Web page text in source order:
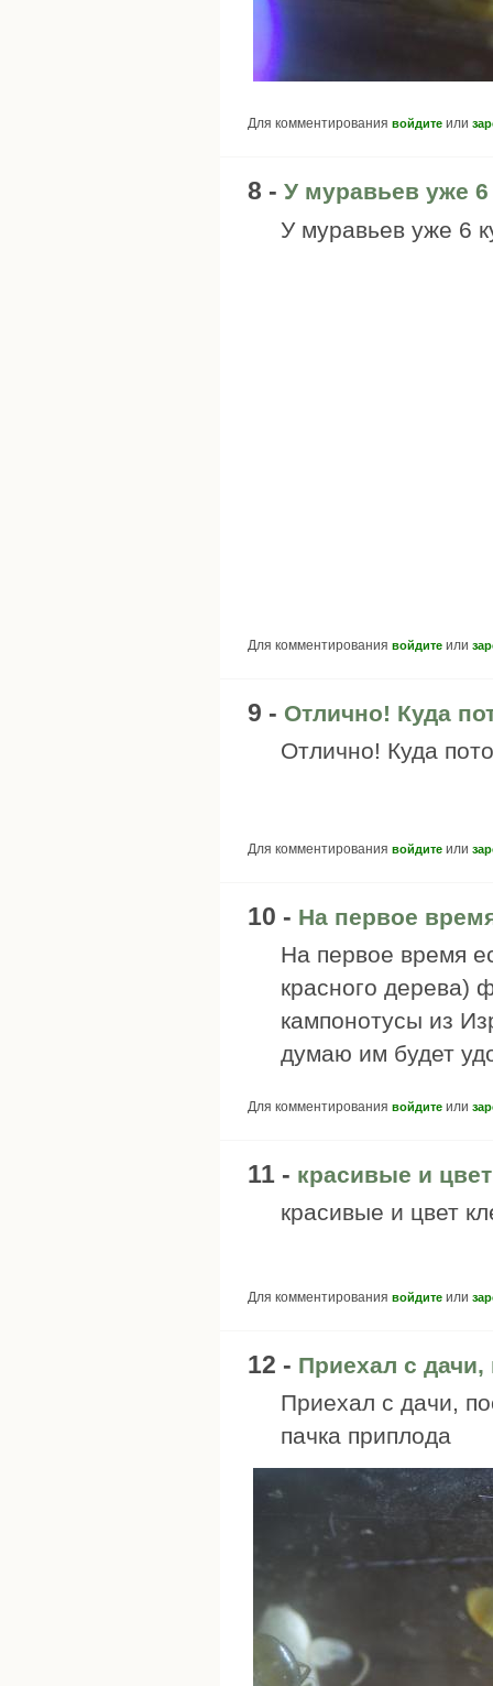
Для комментирования войдите или
8 - У муравьев уже 6
У муравьев уже 6
Для комментирования войдите или
9 - Отлично! Куда
Отлично! Куда
Для комментирования войдите или
10 - На первое
На первое время
красного дерева)
кампонотусы из
думаю им будет
Для комментирования войдите или
11 - красивые и
красивые и цвет
Для комментирования войдите или
12 - Приехал с дачи,
Приехал с дачи,
пачка приплода